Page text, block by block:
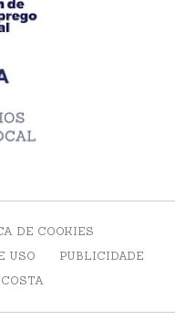
DE COOKIES
USO
PUBLICIDADE